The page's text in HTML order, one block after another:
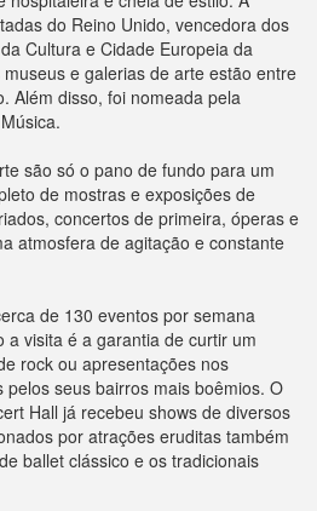
do Reino Unido, vencedora dos
Cultura e Cidade Europeia da
e galerias de arte estão entre
Além disso, foi nomeada pela
são só o pano de fundo para um
de mostras e exposições de
concertos de primeira, óperas e
atmosfera de agitação e constante
de 130 eventos por semana
a visita é a garantia de curtir um
rock ou apresentações nos
seus bairros mais boêmios. O
Hall já recebeu shows de diversos
por atrações eruditas também
ballet clássico e os tradicionais